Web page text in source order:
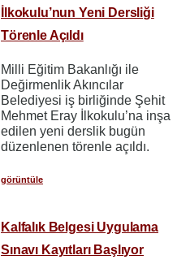
İlkokulu’nun Yeni Dersliği
Törenle Açıldı
Milli Eğitim Bakanlığı ile
Değirmenlik Akıncılar
Belediyesi iş birliğinde Şehit
Mehmet Eray İlkokulu’na inşa
edilen yeni derslik bugün
düzenlenen törenle açıldı.
görüntüle
Kalfalık Belgesi Uygulama
Sınavı Kayıtları Başlıyor